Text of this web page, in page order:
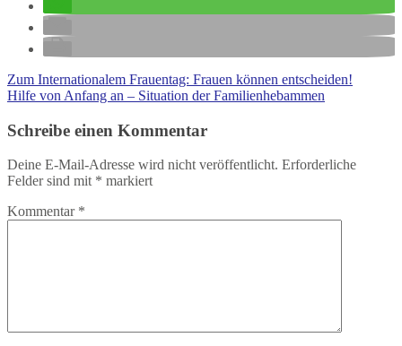
Zum Internationalem Frauentag: Frauen können entscheiden!
Hilfe von Anfang an – Situation der Familienhebammen
Schreibe einen Kommentar
Deine E-Mail-Adresse wird nicht veröffentlicht. Erforderliche
Felder sind mit * markiert
Kommentar *